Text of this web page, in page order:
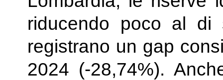
riducendo poco al di
registrano un gap
2024 (-28,74%).